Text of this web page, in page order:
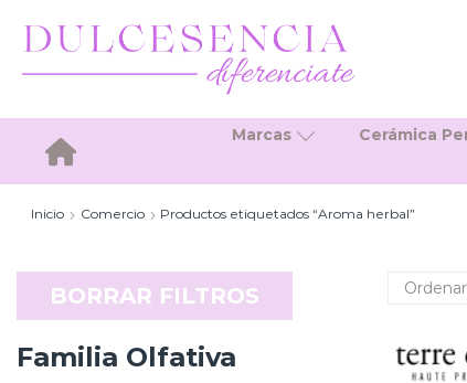
Inicio
Marcas Cerámica
Inicio Comercio Productos etiquetados “Aroma herbal”
BORRAR FILTROS
Familia Olfativa